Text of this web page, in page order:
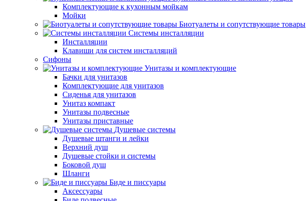
Комплектующие к кухонным мойкам
Мойки
Биотуалеты и сопутствующие товары
Системы инсталляции
Инсталляции
Клавиши для систем инсталляций
Сифоны
Унитазы и комплектующие
Бачки для унитазов
Комплектующие для унитазов
Сиденья для унитазов
Унитаз компакт
Унитазы подвесные
Унитазы приставные
Душевые системы
Душевые штанги и лейки
Верхний душ
Душевые стойки и системы
Боковой душ
Шланги
Биде и писсуары
Аксессуары